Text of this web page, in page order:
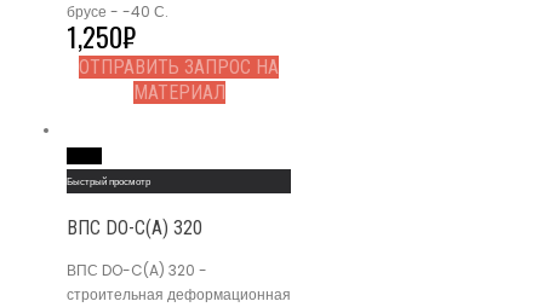
брусе - -40 С.
1,250₽
ОТПРАВИТЬ ЗАПРОС НА
МАТЕРИАЛ
Быстрый просмотр
ВПС DO-C(A) 320
ВПС DO-C(A) 320 -
строительная деформационная